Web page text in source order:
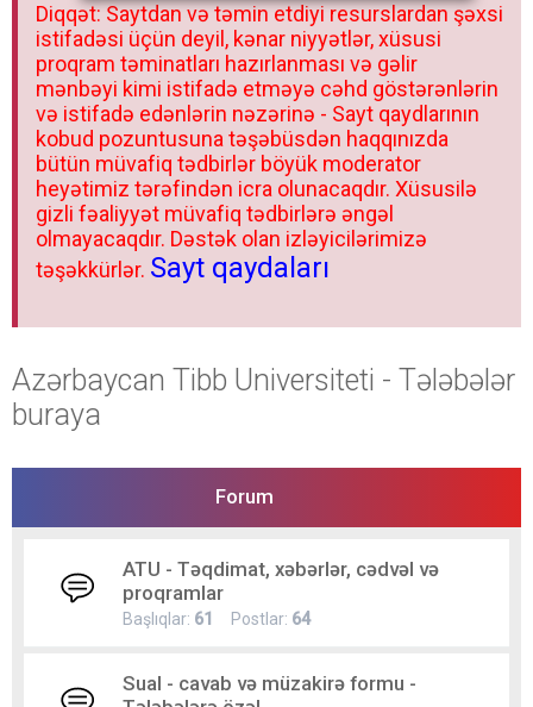
Diqqət: Saytdan və təmin etdiyi resurslardan şəxsi
istifadəsi üçün deyil, kənar niyyətlər, xüsusi
proqram təminatları hazırlanması və gəlir
mənbəyi kimi istifadə etməyə cəhd göstərənlərin
və istifadə edənlərin nəzərinə - Sayt qaydlarının
kobud pozuntusuna təşəbüsdən haqqınızda
bütün müvafiq tədbirlər böyük moderator
heyətimiz tərəfindən icra olunacaqdır. Xüsusilə
gizli fəaliyyət müvafiq tədbirlərə əngəl
olmayacaqdır. Dəstək olan izləyicilərimizə
təşəkkürlər. Sayt qaydaları
Azərbaycan Tibb Universiteti - Tələbələr
buraya
Forum
ATU - Təqdimat, xəbərlər, cədvəl və
proqramlar
Başlıqlar: 61 Postlar: 64
Sual - cavab və müzakirə formu -